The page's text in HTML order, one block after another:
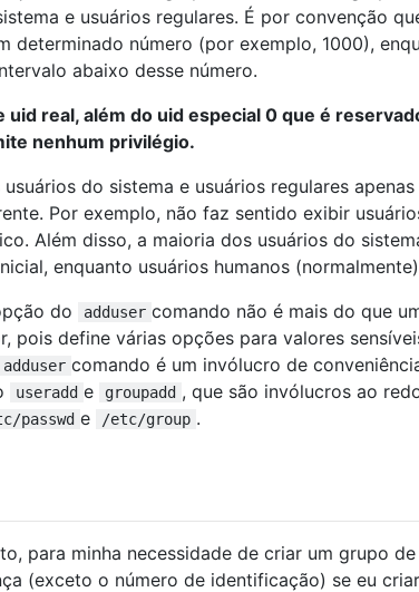
e usuários regulares. É por convenção
determinado número (por exemplo, 1000),
abaixo desse número.
uid real, além do uid especial 0 que é
nenhum privilégio.
do sistema e usuários regulares
Por exemplo, não faz sentido exibir
Além disso, a maioria dos usuários do
enquanto usuários humanos
do adduser comando não é mais do que
pois define várias opções para valores
adduser comando é um invólucro de
useradd e groupadd , que são invólucros ao
passwd e /etc/group .
para minha necessidade de criar um grupo
(exceto o número de identificação) se eu